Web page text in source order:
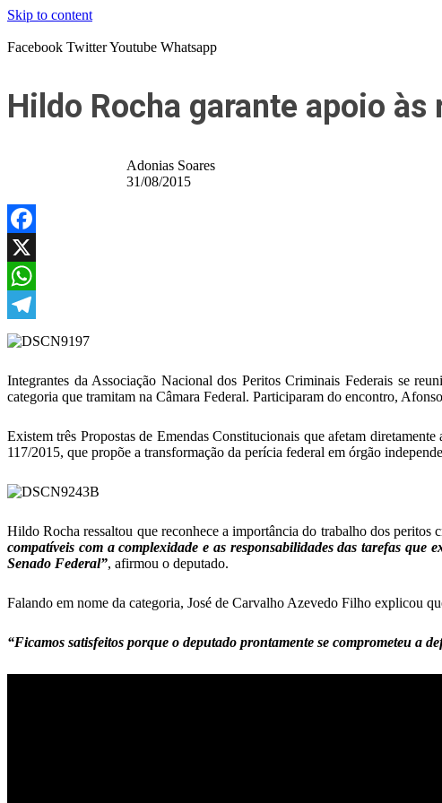
Skip to content
Facebook TwitterYoutube Whatsapp
Hildo Rocha garante apoio
Adonias Soares
31/08/2015
Facebook
X
WhatsApp
Telegram
Integrantes da Associação Nacional dos Peritos Criminais Federais se
categoria que tramitam na Câmara Federal. Participaram do encontro,
Existem três Propostas de Emendas Constitucionais que afetam
117/2015, que propõe a transformação da perícia federal em órgão
Hildo Rocha ressaltou que reconhece a importância do trabalho dos peritos
compatíveis com a complexidade e as responsabilidades das tarefas
Senado Federal”, afirmou o deputado.
Falando em nome da categoria, José de Carvalho Azevedo Filho explicou
“Ficamos satisfeitos porque o deputado prontamente se comprometeu a d